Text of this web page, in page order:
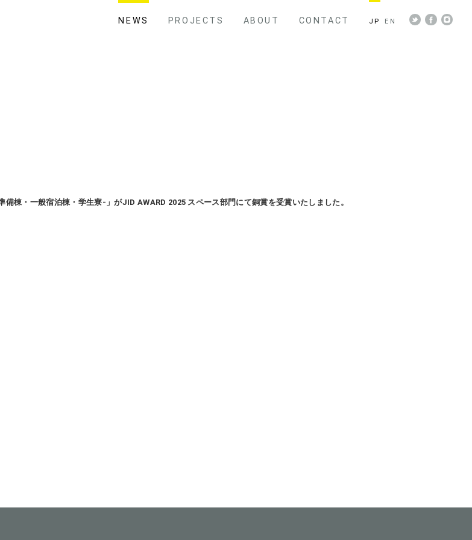
NEWS PROJECTS ABOUT CONTACT JP EN
備棟・一般宿泊棟・学生寮-」がJID AWARD 2025 スペース部門にて銅賞を受賞いたしました。